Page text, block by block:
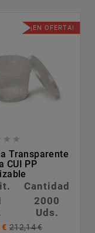
¡EN OFERTA!
 
Transparente
CUI PP
Cantidad
2000
Uds.
€ 212,14 €